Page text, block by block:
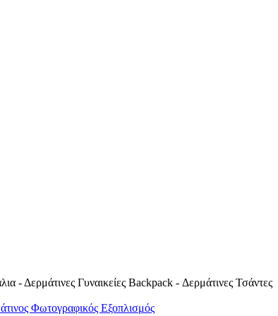
- Δερμάτινες Γυναικείες Backpack - Δερμάτινες Τσάντες
Φωτογραφικός Εξοπλισμός